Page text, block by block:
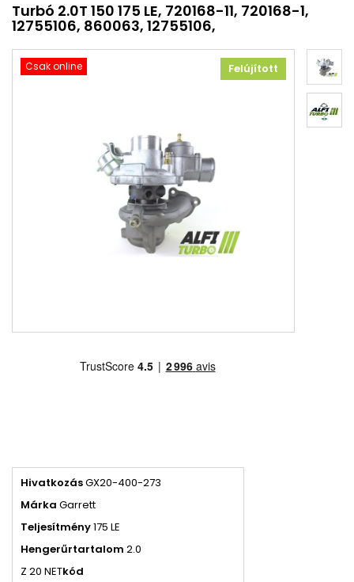
Turbó 2.0T 150 175 LE, 720168-11, 720168-1,
12755106, 860063, 12755106,
Csak online Felújított
HivatkozásGX20-400-273
Márka Garrett
Teljesítmény175 LE
Hengerűrtartalom 2.0
Z 20 NETkód